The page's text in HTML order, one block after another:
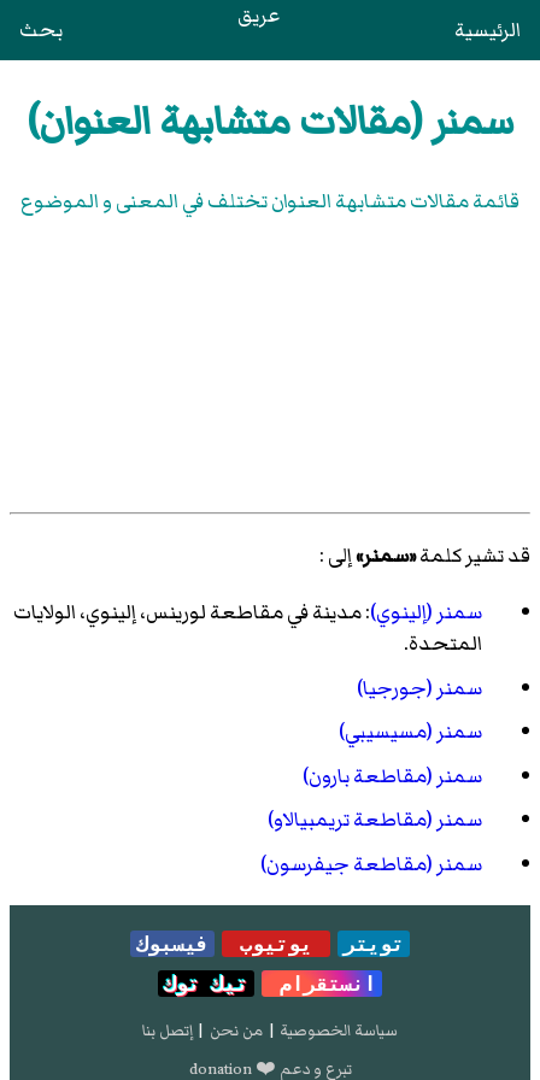
الرئيسية عريق بحث
سمنر (مقالات متشابهة العنوان)
قائمة مقالات متشابهة العنوان تختلف في المعنى و الموضوع
قد تشير كلمة«سمنر»إلى :
سمنر (إلينوي): مدينة في مقاطعة لورينس، إلينوي، الولايات
المتحدة.
سمنر (جورجيا)
سمنر (مسيسيبي)
سمنر (مقاطعة بارون)
سمنر (مقاطعة تريمبيالاو)
سمنر (مقاطعة جيفرسون)
تويتر يوتيوب
فيسبوك
انستقرام
تيك توك
سياسة الخصوصية | من نحن | إتصل بنا
تبرع و دعم ❤️ donation